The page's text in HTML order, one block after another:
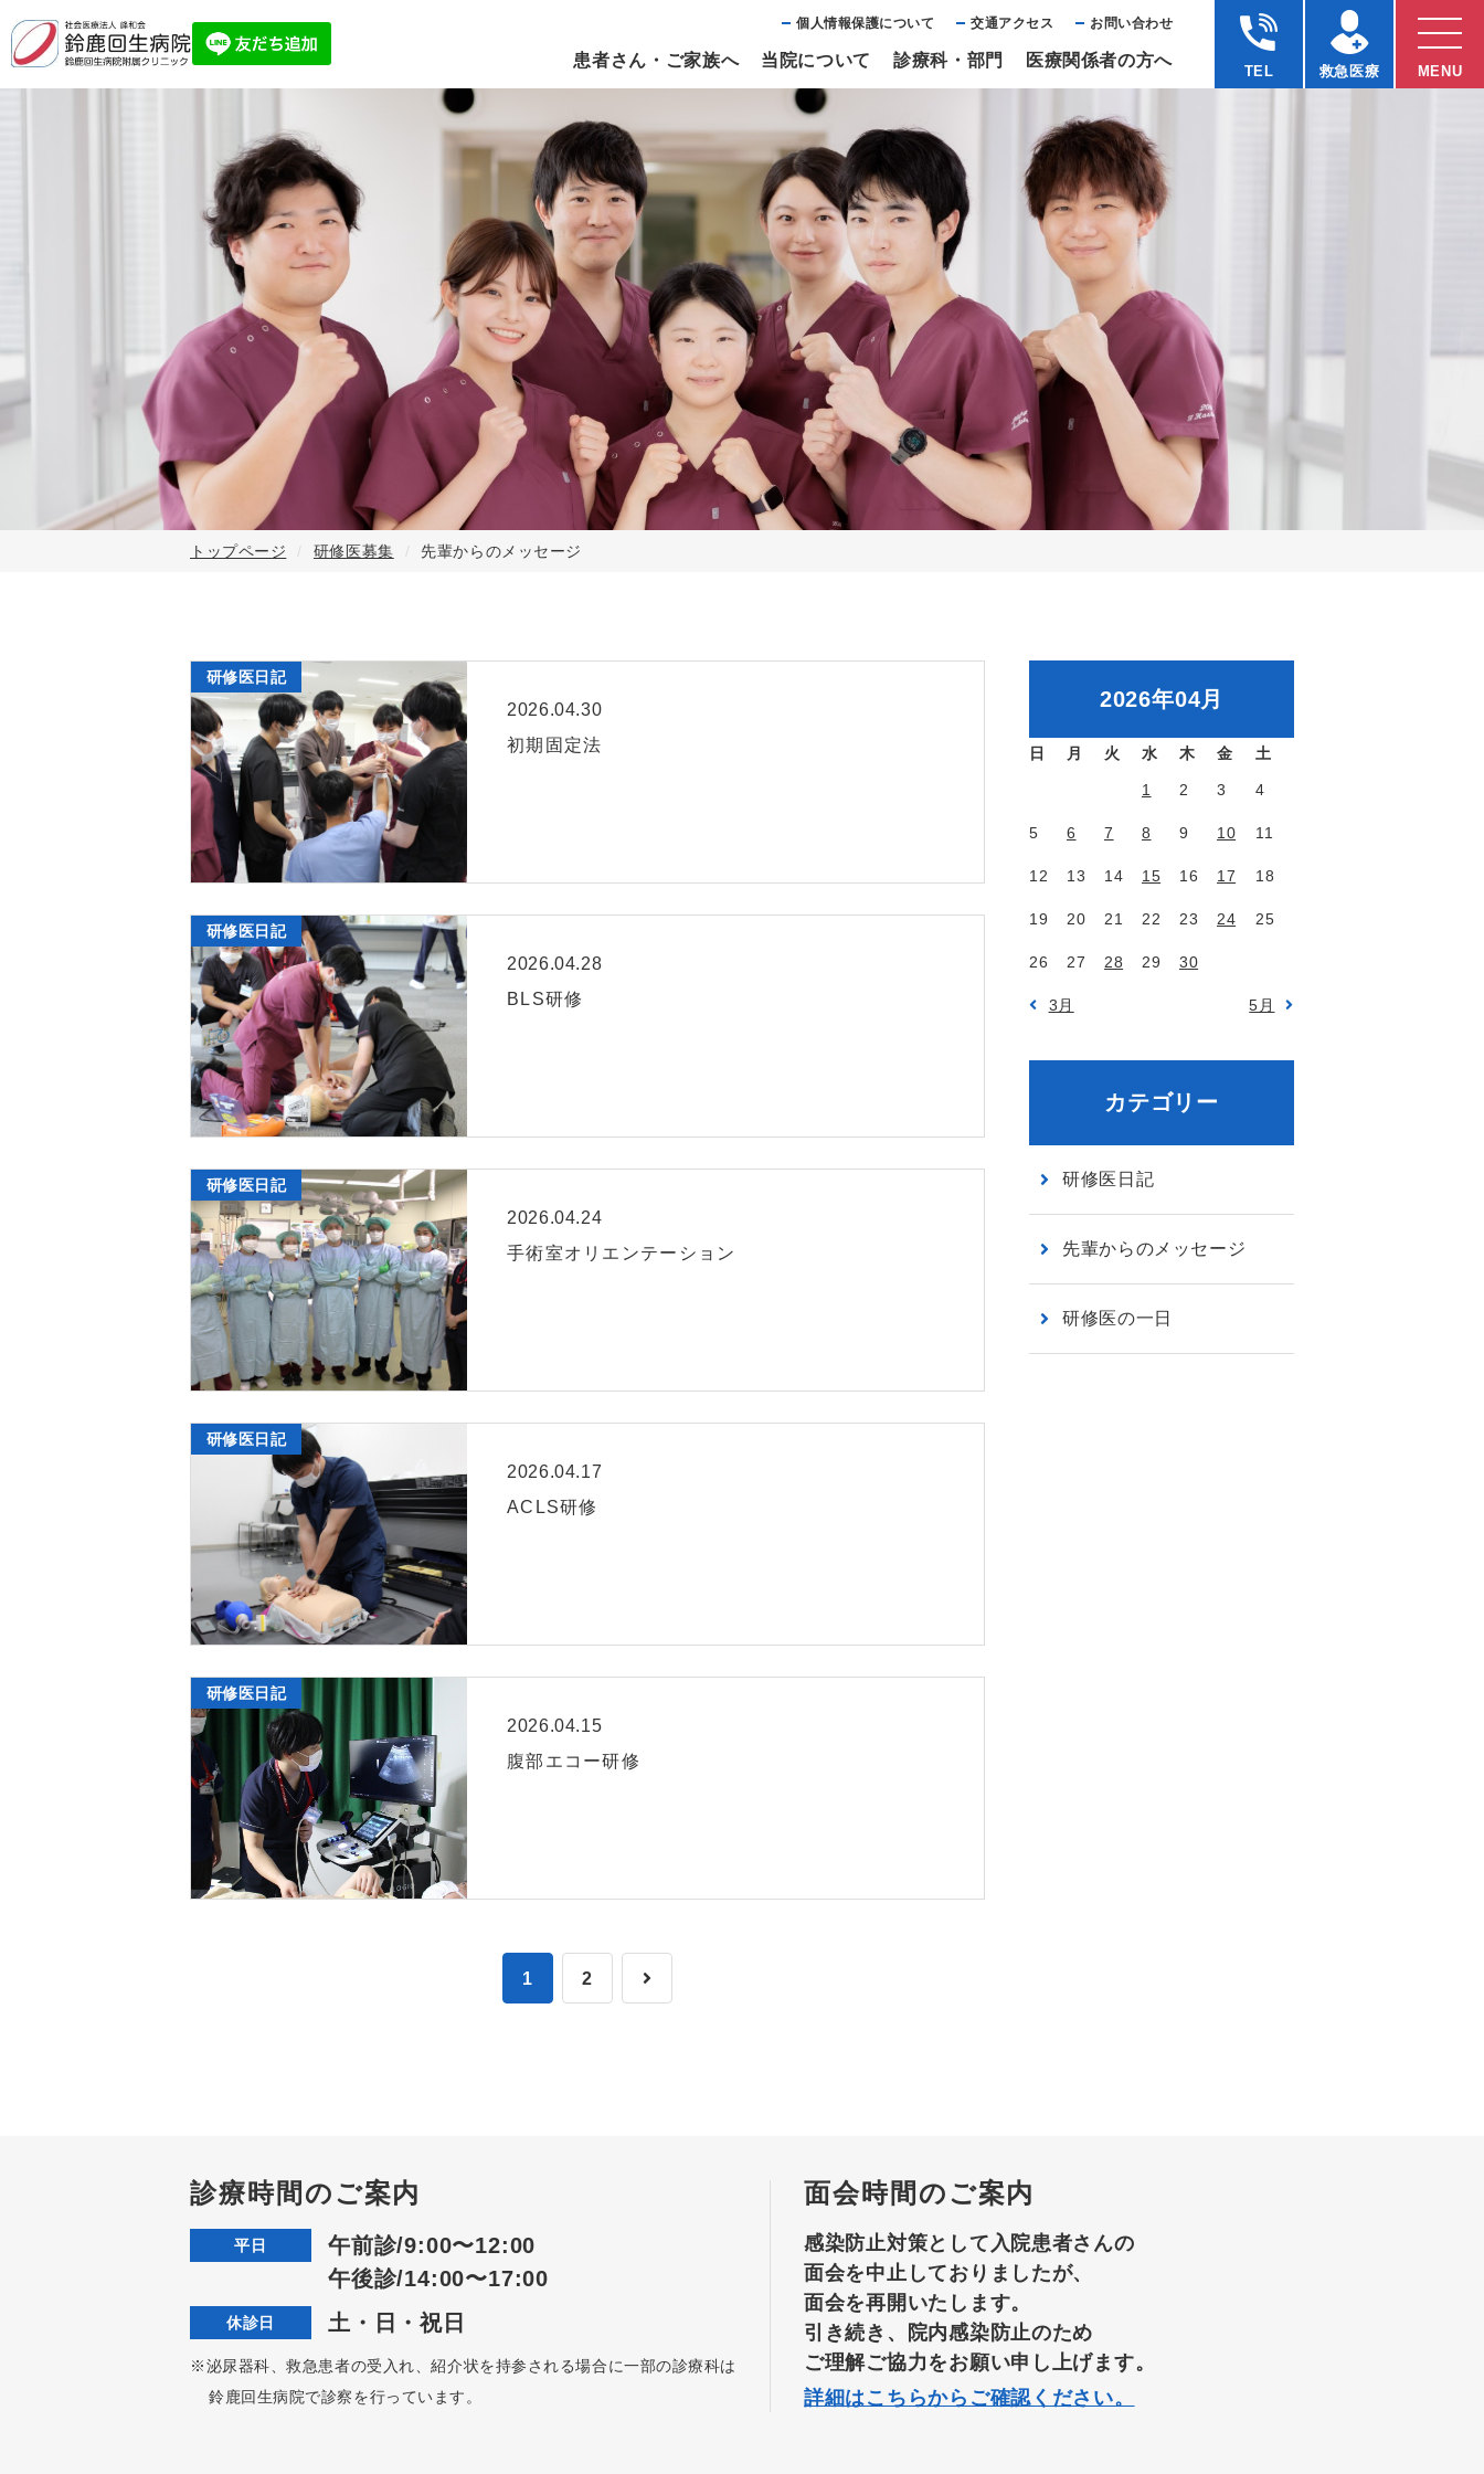
個⼈情報保護について 交通アクセス お問い合わせ
患者さん・ご家族へ 当院について 診療科・部⾨ 医療関係者の⽅へ
TEL 救急医療 MENU
トップページ 研修医募集 先輩からのメッセージ
研修医日記
2026.04.30
初期固定法
研修医日記
2026.04.28
BLS研修
研修医日記
2026.04.24
手術室オリエンテーション
研修医日記
2026.04.17
ACLS研修
研修医日記
2026.04.15
腹部エコー研修
1 2
2026年04月
日 月 火 水 木 金 土
3月 5月
1 2 3 4
5 6 7 8 9 10 11
12 13 14 15 16 17 18
19 20 21 22 23 24 25
26 27 28 29 30
カテゴリー
研修医日記
先輩からのメッセージ
研修医の一日
診療時間のご案内
平日
午前診/9:00〜12:00
午後診/14:00〜17:00
休診日 土・日・祝日
※泌尿器科、救急患者の受入れ、紹介状を持参される場合に一部の診療科は
鈴鹿回生病院で診察を行っています。
面会時間のご案内
感染防止対策として入院患者さんの
面会を中止しておりましたが、
面会を再開いたします。
引き続き、院内感染防止のため
ご理解ご協力をお願い申し上げます。
詳細はこちらからご確認ください。